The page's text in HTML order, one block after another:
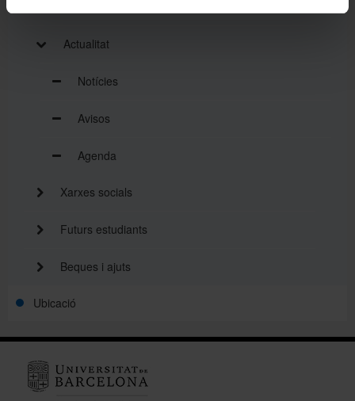
Actualitat
Notícies
Avisos
Agenda
Xarxes socials
Futurs estudiants
Beques i ajuts
Ubicació